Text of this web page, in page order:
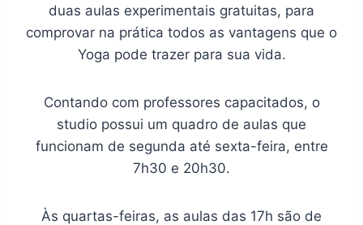
duas aulas experimentais gratuitas, para
comprovar na prática todos as vantagens que o
Yoga pode trazer para sua vida.
Contando com professores capacitados, o
studio possui um quadro de aulas que
funcionam de segunda até sexta-feira, entre
7h30 e 20h30.
Às quartas-feiras, as aulas das 17h são de